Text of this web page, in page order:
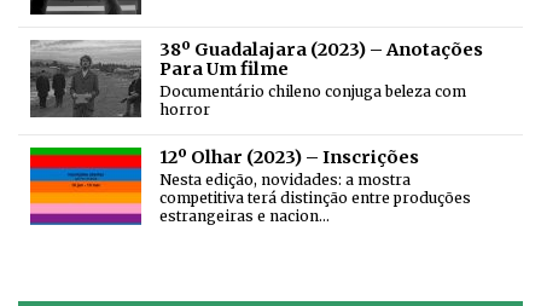
38º Guadalajara (2023) – Anotações
Para Um filme
Documentário chileno conjuga beleza com
horror
12º Olhar (2023) – Inscrições
Nesta edição, novidades: a mostra
competitiva terá distinção entre produções
estrangeiras e nacion…